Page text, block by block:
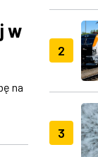
w
na
2
3